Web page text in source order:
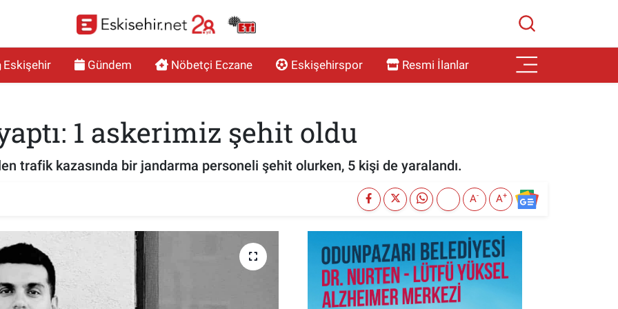
Eskişehir Gündem Nöbetçi Eczane Eskişehirspor Resmi İlanlar
1 askerimiz şehit oldu
trafik kazasında bir jandarma personeli şehit olurken, 5 kişi de yaralandı.
A- A+